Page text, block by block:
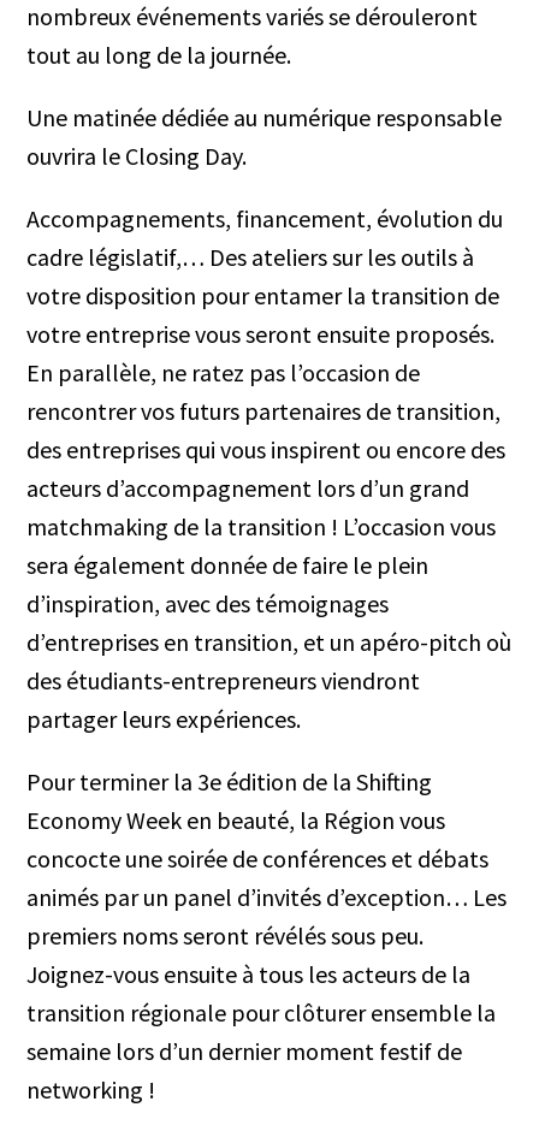
nombreux événements variés se dérouleront
tout au long de la journée.
Une matinée dédiée au numérique responsable
ouvrira le Closing Day.
Accompagnements, financement, évolution du
cadre législatif,… Des ateliers sur les outils à
votre disposition pour entamer la transition de
votre entreprise vous seront ensuite proposés.
En parallèle, ne ratez pas l’occasion de
rencontrer vos futurs partenaires de transition,
des entreprises qui vous inspirent ou encore des
acteurs d’accompagnement lors d’un grand
matchmaking de la transition ! L’occasion vous
sera également donnée de faire le plein
d’inspiration, avec des témoignages
d’entreprises en transition, et un apéro-pitch où
des étudiants-entrepreneurs viendront
partager leurs expériences.
Pour terminer la 3e édition de la Shifting
Economy Week en beauté, la Région vous
concocte une soirée de conférences et débats
animés par un panel d’invités d’exception… Les
premiers noms seront révélés sous peu.
Joignez-vous ensuite à tous les acteurs de la
transition régionale pour clôturer ensemble la
semaine lors d’un dernier moment festif de
networking !